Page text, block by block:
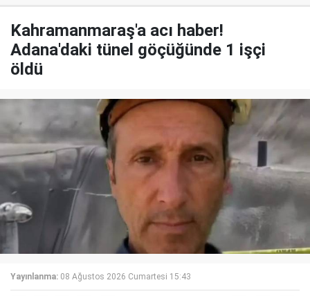
Kahramanmaraş'a acı haber!
Adana'daki tünel göçüğünde 1 işçi
öldü
Yayınlanma: 08 Ağustos 2026 Cumartesi 15:43